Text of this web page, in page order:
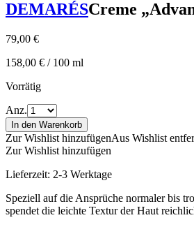
DEMARÉSCreme
79,00 €
158,00 € / 100 ml
Vorrätig
Anz.
In den Warenkorb
Zur Wishlist hinzufügenAus Wishlist
Zur Wishlist hinzufügen
Lieferzeit: 2-3 Werktage
Speziell auf die Ansprüche normaler bis
spendet die leichte Textur der Haut